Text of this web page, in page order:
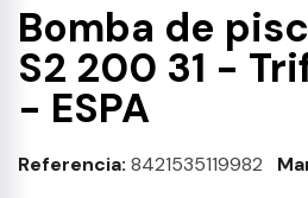
Bomba de
S2 200 31 -
- ESPA
Referencia 8421535119982